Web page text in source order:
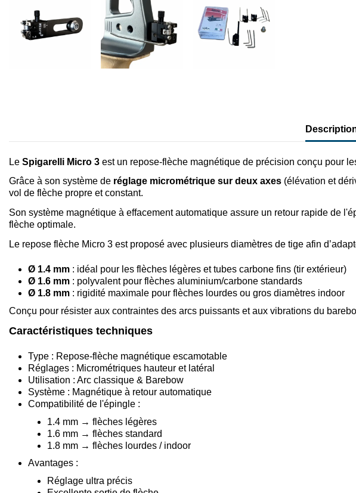
Le Spigarelli Micro 3 est un repose-flèche magnétique de précision conçu pour
Grâce à son système de réglage micrométrique sur deux axes (élévation et
vol de flèche propre et constant.
Son système magnétique à effacement automatique assure un retour rapide de
flèche optimale.
Le repose flèche Micro 3 est proposé avec plusieurs diamètres de tige afin
Ø 1.4 mm : idéal pour les flèches légères et tubes carbone fins (tir extérieur)
Ø 1.6 mm : polyvalent pour flèches aluminium/carbone standards
Ø 1.8 mm : rigidité maximale pour flèches lourdes ou gros diamètres indoor
Conçu pour résister aux contraintes des arcs puissants et aux vibrations du
Caractéristiques techniques
Type : Repose-flèche magnétique escamotable
Réglages : Micrométriques hauteur et latéral
Utilisation : Arc classique & Barebow
Système : Magnétique à retour automatique
Compatibilité de l'épingle :
1.4 mm → flèches légères
1.6 mm → flèches standard
1.8 mm → flèches lourdes / indoor
Avantages :
Réglage ultra précis